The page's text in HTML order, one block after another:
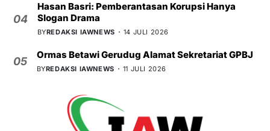
04
Hasan Basri: Pemberantasan Korupsi Hanya
Slogan Drama
BYREDAKSI IAWNEWS 14 JULI 2026
05
Ormas Betawi Gerudug Alamat Sekretariat GPBJ
BYREDAKSI IAWNEWS 11 JULI 2026